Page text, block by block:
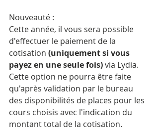
Nouveauté :
Cette année, il vous sera possible
d'effectuer le paiement de la
cotisation (uniquement si vous
payez en une seule fois) via Lydia.
Cette option ne pourra être faite
qu'après validation par le bureau
des disponibilités de places pour les
cours choisis avec l'indication du
montant total de la cotisation.